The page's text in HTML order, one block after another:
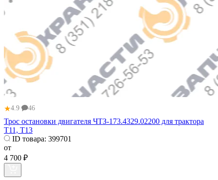
★4.9 46
Трос остановки двигателя ЧТЗ-173.4329.02200 для трактора
Т11, Т13
ID товара: 399701
от
4 700 ₽